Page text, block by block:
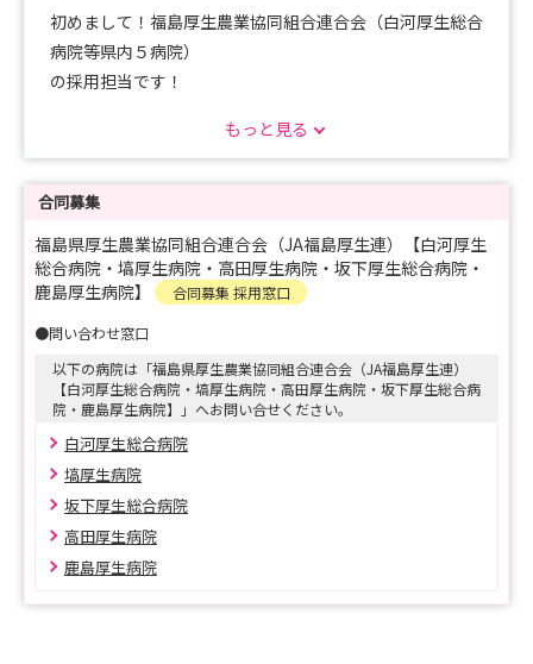
初めまして！福島厚生農業協同組合連合会（白河厚生総合
病院等県内５病院）
の採用担当です！
当会が出展予定の合同就職説明会をお知らせいたします！
来ればと思います。
★当日は白河厚生総合病院から看護部スタッフも参加予定
○7月18日（土） マイナビ看護学生就職セミナー ＳＵＭ
ＭＥＲ 郡山会場
13:00～17:00
会場：ビックパレットふくしま
アクセス：JR郡山駅西口「1番乗り場」から乗車、
バス停「ビッグパレット」下車 所要時間：約15分
もっと見る
合同募集
福島県厚生農業協同組合連合会（JA福島厚生連）【白河厚生
総合病院・塙厚生病院・高田厚生病院・坂下厚生総合病院・
鹿島厚生病院】
合同募集 採用窓口
●問い合わせ窓口
以下の病院は「福島県厚生農業協同組合連合会（JA福島厚生連）
【白河厚生総合病院・塙厚生病院・高田厚生病院・坂下厚生総合病
院・鹿島厚生病院】」へお問い合せください。
白河厚生総合病院
塙厚生病院
坂下厚生総合病院
高田厚生病院
鹿島厚生病院